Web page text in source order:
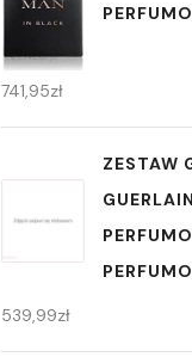
741,95zł
ZESTAW
539,99zł